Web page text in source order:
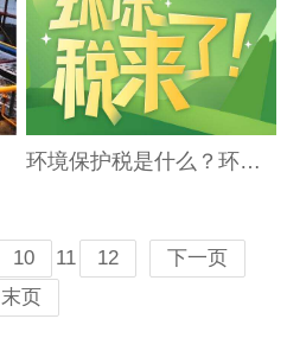
环境保护税是什么？环境保护税法规定
10 11 12
下一页
末页